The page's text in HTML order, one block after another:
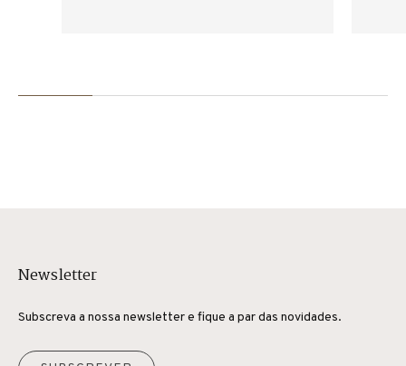
Newsletter
Subscreva a nossa newsletter e fique a par das novidades.